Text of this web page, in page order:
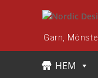
Garn,
HEM